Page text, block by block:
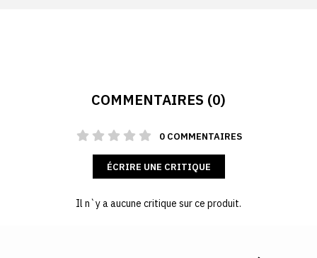
COMMENTAIRES (0)
0 COMMENTAIRES
ÉCRIRE UNE CRITIQUE
Il n`y a aucune critique sur ce produit.